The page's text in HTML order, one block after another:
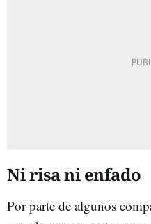
Ni risa ni enfado
Por parte de algunos